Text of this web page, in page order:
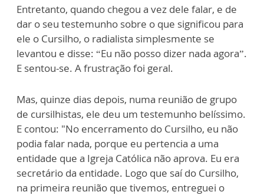
Entretanto, quando chegou a vez dele falar, e de
dar o seu testemunho sobre o que significou para
ele o Cursilho, o radialista simplesmente se
levantou e disse: “Eu não posso dizer nada agora”.
E sentou-se. A frustração foi geral.
Mas, quinze dias depois, numa reunião de grupo
de cursilhistas, ele deu um testemunho belíssimo.
E contou: "No encerramento do Cursilho, eu não
podia falar nada, porque eu pertencia a uma
entidade que a Igreja Católica não aprova. Eu era
secretário da entidade. Logo que saí do Cursilho,
na primeira reunião que tivemos, entreguei o